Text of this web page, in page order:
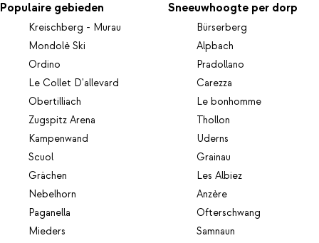
Populaire gebieden
Kreischberg - Murau
Mondolè Ski
Ordino
Le Collet D'allevard
Obertilliach
Zugspitz Arena
Kampenwand
Scuol
Grächen
Nebelhorn
Paganella
Mieders
Sneeuwhoogte per dorp
Bürserberg
Alpbach
Pradollano
Carezza
Le bonhomme
Thollon
Uderns
Grainau
Les Albiez
Anzère
Ofterschwang
Samnaun